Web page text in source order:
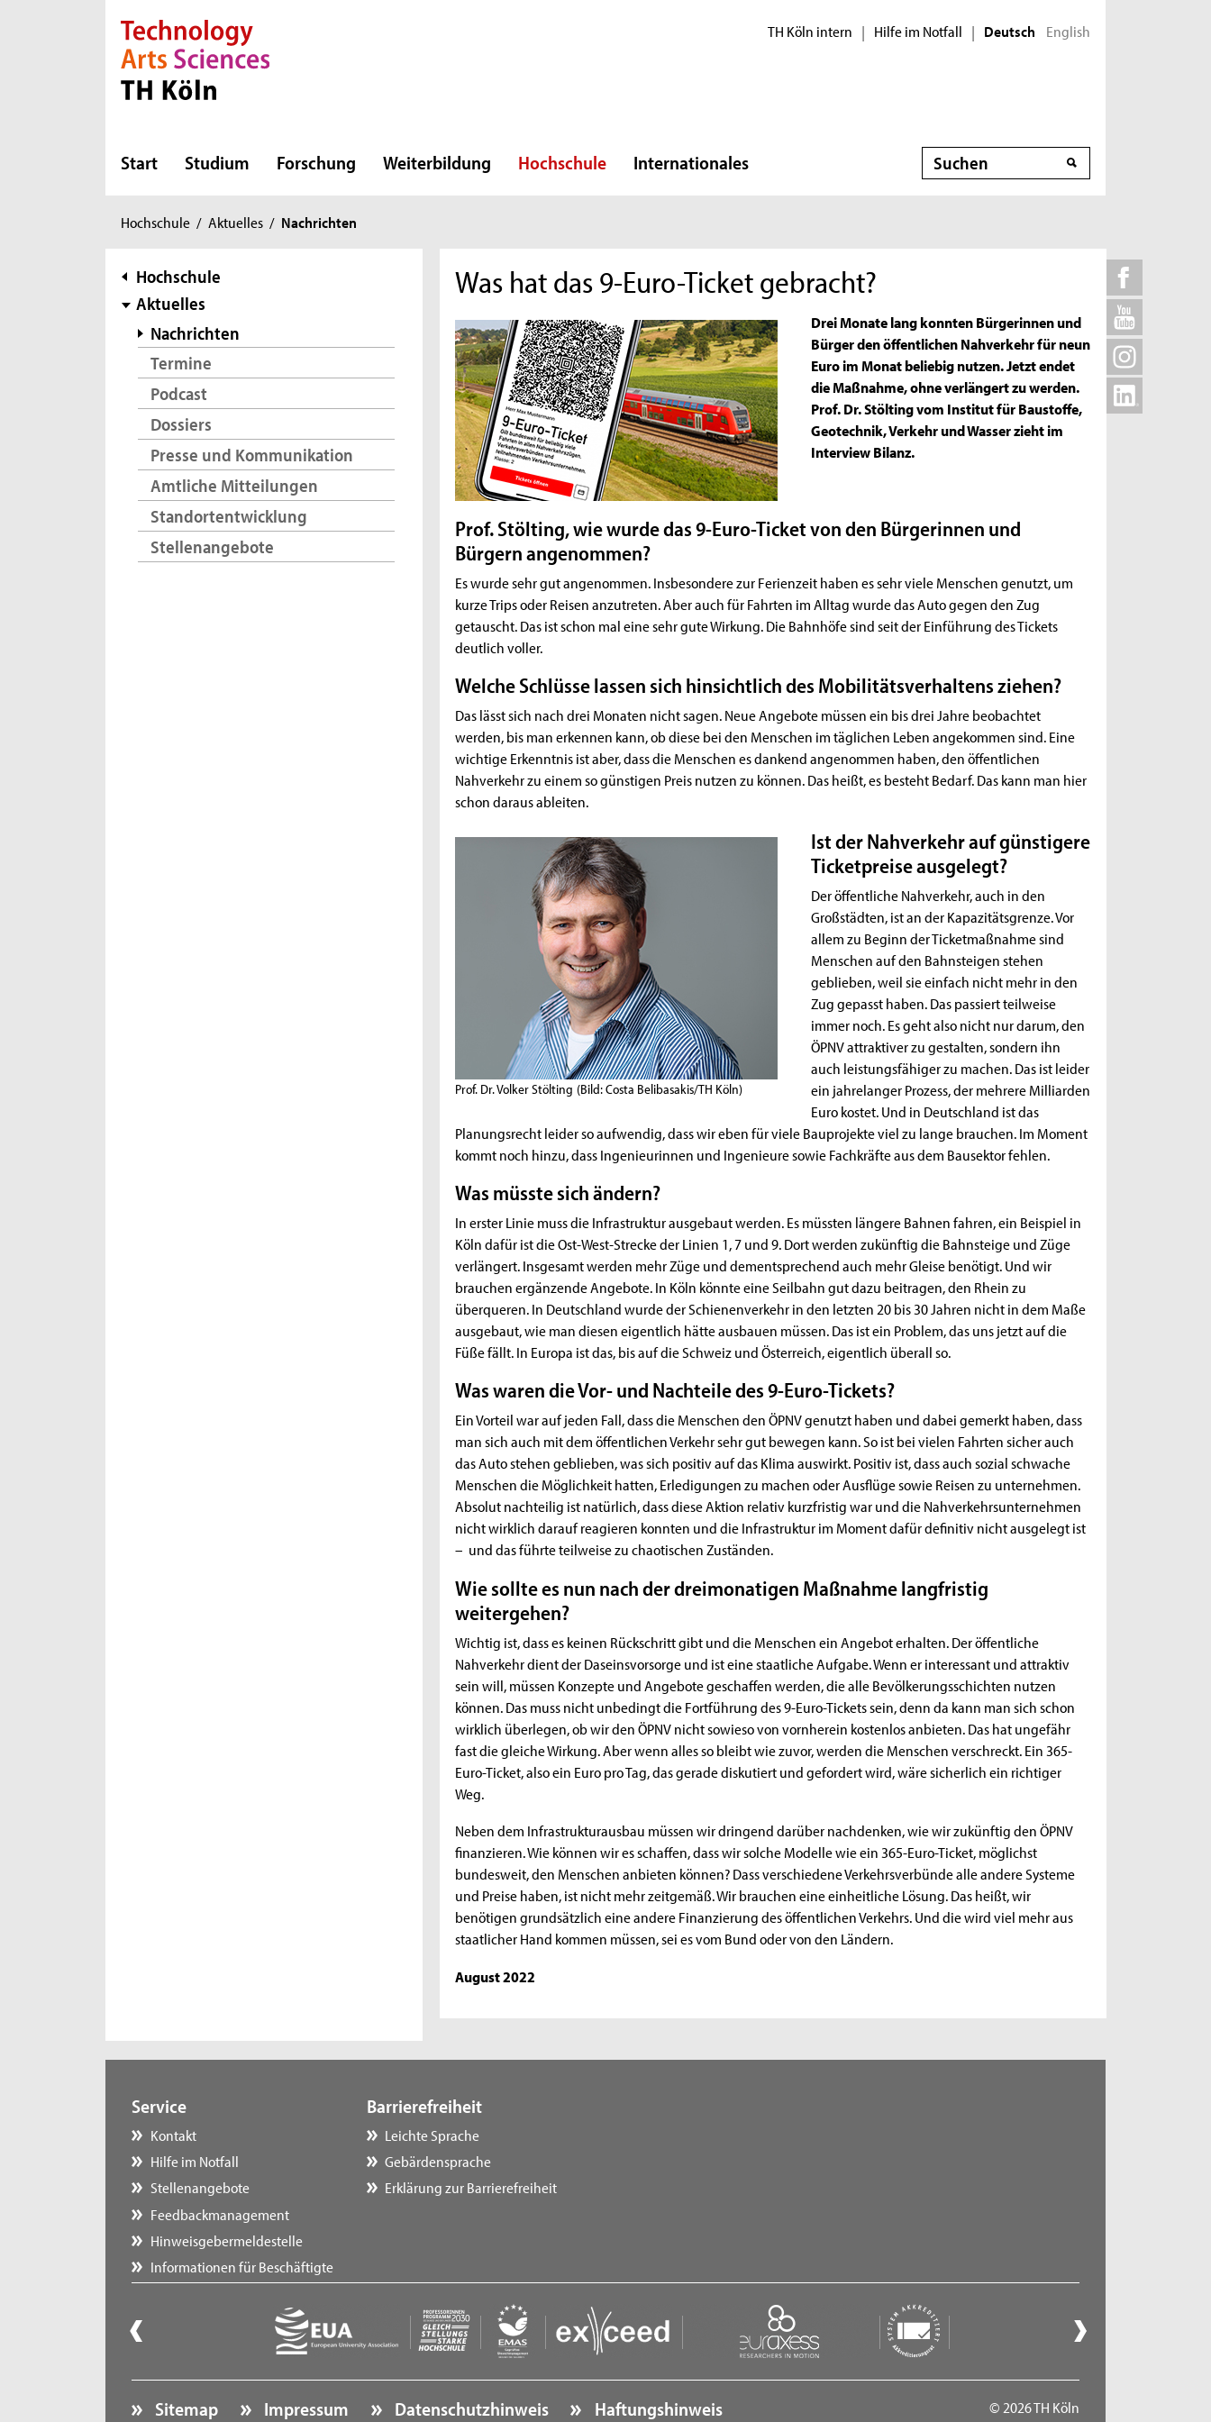
Direkt zur Hauptnavigation
Direkt zur Subnavigation
Direkt zum Inhalt
Direkt zum Fußbereich TH Köln intern | Hilfe im Notfall | Deutsch English
Start Studium Forschung Weiterbildung Hochschule Internationales Suche
Sie
hier:
Hochschule / Aktuelles / Nachrichten
Subnavigation
Hochschule
Aktuelles
Nachrichten
Termine
Podcast
Dossiers
Presse und Kommunikation
Amtliche Mitteilungen
Standortentwicklung
Stellenangebote
Was hat das 9-Euro-Ticket gebracht?
Drei Monate lang konnten Bürgerinnen und
Bürger den öffentlichen Nahverkehr für neun
Euro im Monat beliebig nutzen. Jetzt endet
die Maßnahme, ohne verlängert zu werden.
Prof. Dr. Stölting vom Institut für Baustoffe,
Geotechnik, Verkehr und Wasser zieht im
Interview Bilanz.
Prof. Stölting, wie wurde das 9-Euro-Ticket von den Bürgerinnen und
Bürgern angenommen?
Es wurde sehr gut angenommen. Insbesondere zur Ferienzeit haben es sehr viele Menschen genutzt, um
kurze Trips oder Reisen anzutreten. Aber auch für Fahrten im Alltag wurde das Auto gegen den Zug
getauscht. Das ist schon mal eine sehr gute Wirkung. Die Bahnhöfe sind seit der Einführung des Tickets
deutlich voller.
Welche Schlüsse lassen sich hinsichtlich des Mobilitätsverhaltens ziehen?
Das lässt sich nach drei Monaten nicht sagen. Neue Angebote müssen ein bis drei Jahre beobachtet
werden, bis man erkennen kann, ob diese bei den Menschen im täglichen Leben angekommen sind. Eine
wichtige Erkenntnis ist aber, dass die Menschen es dankend angenommen haben, den öffentlichen
Nahverkehr zu einem so günstigen Preis nutzen zu können. Das heißt, es besteht Bedarf. Das kann man hier
schon daraus ableiten.
Prof. Dr. Volker Stölting (Bild: Costa Belibasakis/TH Köln)
Ist der Nahverkehr auf günstigere
Ticketpreise ausgelegt?
Der öffentliche Nahverkehr, auch in den
Großstädten, ist an der Kapazitätsgrenze. Vor
allem zu Beginn der Ticketmaßnahme sind
Menschen auf den Bahnsteigen stehen
geblieben, weil sie einfach nicht mehr in den
Zug gepasst haben. Das passiert teilweise
immer noch. Es geht also nicht nur darum, den
ÖPNV attraktiver zu gestalten, sondern ihn
auch leistungsfähiger zu machen. Das ist leider
ein jahrelanger Prozess, der mehrere Milliarden
Euro kostet. Und in Deutschland ist das
Planungsrecht leider so aufwendig, dass wir eben für viele Bauprojekte viel zu lange brauchen. Im Moment
kommt noch hinzu, dass Ingenieurinnen und Ingenieure sowie Fachkräfte aus dem Bausektor fehlen.
Was müsste sich ändern?
In erster Linie muss die Infrastruktur ausgebaut werden. Es müssten längere Bahnen fahren, ein Beispiel in
Köln dafür ist die Ost-West-Strecke der Linien 1, 7 und 9. Dort werden zukünftig die Bahnsteige und Züge
verlängert. Insgesamt werden mehr Züge und dementsprechend auch mehr Gleise benötigt. Und wir
brauchen ergänzende Angebote. In Köln könnte eine Seilbahn gut dazu beitragen, den Rhein zu
überqueren. In Deutschland wurde der Schienenverkehr in den letzten 20 bis 30 Jahren nicht in dem Maße
ausgebaut, wie man diesen eigentlich hätte ausbauen müssen. Das ist ein Problem, das uns jetzt auf die
Füße fällt. In Europa ist das, bis auf die Schweiz und Österreich, eigentlich überall so.
Was waren die Vor- und Nachteile des 9-Euro-Tickets?
Ein Vorteil war auf jeden Fall, dass die Menschen den ÖPNV genutzt haben und dabei gemerkt haben, dass
man sich auch mit dem öffentlichen Verkehr sehr gut bewegen kann. So ist bei vielen Fahrten sicher auch
das Auto stehen geblieben, was sich positiv auf das Klima auswirkt. Positiv ist, dass auch sozial schwache
Menschen die Möglichkeit hatten, Erledigungen zu machen oder Ausflüge sowie Reisen zu unternehmen.
Absolut nachteilig ist natürlich, dass diese Aktion relativ kurzfristig war und die Nahverkehrsunternehmen
nicht wirklich darauf reagieren konnten und die Infrastruktur im Moment dafür definitiv nicht ausgelegt ist
– und das führte teilweise zu chaotischen Zuständen.
Wie sollte es nun nach der dreimonatigen Maßnahme langfristig
weitergehen?
Wichtig ist, dass es keinen Rückschritt gibt und die Menschen ein Angebot erhalten. Der öffentliche
Nahverkehr dient der Daseinsvorsorge und ist eine staatliche Aufgabe. Wenn er interessant und attraktiv
sein will, müssen Konzepte und Angebote geschaffen werden, die alle Bevölkerungsschichten nutzen
können. Das muss nicht unbedingt die Fortführung des 9-Euro-Tickets sein, denn da kann man sich schon
wirklich überlegen, ob wir den ÖPNV nicht sowieso von vornherein kostenlos anbieten. Das hat ungefähr
fast die gleiche Wirkung. Aber wenn alles so bleibt wie zuvor, werden die Menschen verschreckt. Ein 365-
Euro-Ticket, also ein Euro pro Tag, das gerade diskutiert und gefordert wird, wäre sicherlich ein richtiger
Weg.
Neben dem Infrastrukturausbau müssen wir dringend darüber nachdenken, wie wir zukünftig den ÖPNV
finanzieren. Wie können wir es schaffen, dass wir solche Modelle wie ein 365-Euro-Ticket, möglichst
bundesweit, den Menschen anbieten können? Dass verschiedene Verkehrsverbünde alle andere Systeme
und Preise haben, ist nicht mehr zeitgemäß. Wir brauchen eine einheitliche Lösung. Das heißt, wir
benötigen grundsätzlich eine andere Finanzierung des öffentlichen Verkehrs. Und die wird viel mehr aus
staatlicher Hand kommen müssen, sei es vom Bund oder von den Ländern.
August 2022
Service
Kontakt
Hilfe im Notfall
Stellenangebote
Feedbackmanagement
Hinweisgebermeldestelle
Informationen für Beschäftigte
Barrierefreiheit
Leichte Sprache
Gebärdensprache
Erklärung zur Barrierefreiheit
Sitemap Impressum Datenschutzhinweis Haftungshinweis © 2026 TH Köln